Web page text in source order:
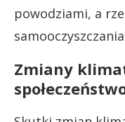
powodziami, a
Zmiany